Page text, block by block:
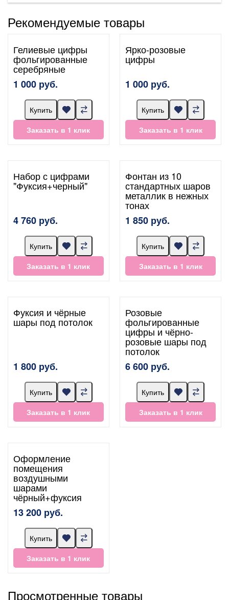
Рекомендуемые товары
Гелиевые цифры
фольгированные
серебряные
1 000 руб.
Купить
Заказать в 1 клик
Ярко-розовые
цифры
1 000 руб.
Купить
Заказать в 1 клик
Набор с цифрами
"Фуксия+черный"
4 760 руб.
Купить
Заказать в 1 клик
Фонтан из 10
стандартных шаров
металлик в нежных
тонах
1 850 руб.
Купить
Заказать в 1 клик
Фуксия и чёрные
шары под потолок
1 800 руб.
Купить
Заказать в 1 клик
Розовые
фольгированные
цифры и чёрно-
розовые шары под
потолок
6 600 руб.
Купить
Заказать в 1 клик
Оформление
помещения
воздушными
шарами
чёрный+фуксия
13 200 руб.
Купить
Заказать в 1 клик
Просмотренные товары